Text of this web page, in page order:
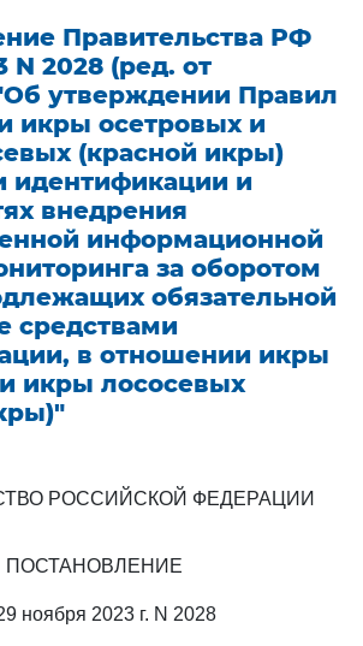
Правительства РФ
N 2028 (ред. от
"Об утверждении Правил
икры осетровых и
(красной икры)
идентификации и
внедрения
информационной
за оборотом
обязательной
средствами
в отношении икры
икры лососевых
РОССИЙСКОЙ ФЕДЕРАЦИИ
ПОСТАНОВЛЕНИЕ
ноября 2023 г. N 2028